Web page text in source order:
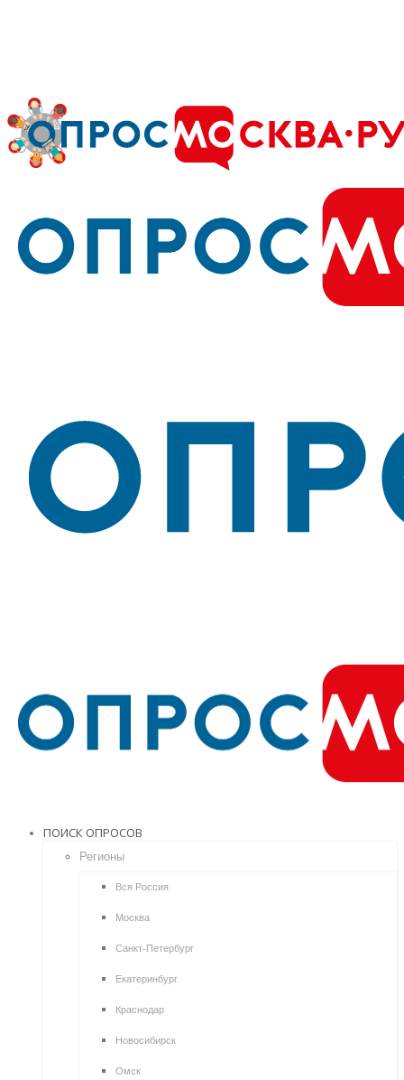
ПОИСК ОПРОСОВ
Регионы
Вся Россия
Москва
Санкт-Петербург
Екатеринбург
Краснодар
Новосибирск
Омск